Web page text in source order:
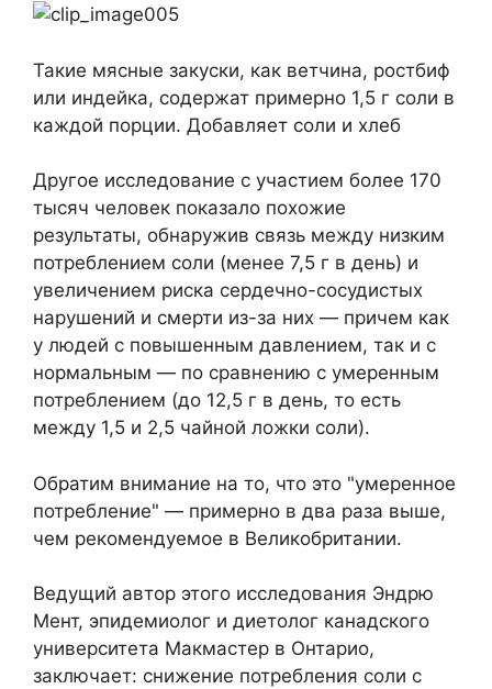
Такие мясные закуски, как ветчина, ростбиф
или индейка, содержат примерно 1,5 г соли в
каждой порции. Добавляет соли и хлеб
Другое исследование с участием более 170
тысяч человек показало похожие
результаты, обнаружив связь между низким
потреблением соли (менее 7,5 г в день) и
увеличением риска сердечно-сосудистых
нарушений и смерти из-за них — причем как
у людей с повышенным давлением, так и с
нормальным — по сравнению с умеренным
потреблением (до 12,5 г в день, то есть
между 1,5 и 2,5 чайной ложки соли).
Обратим внимание на то, что это "умеренное
потребление" — примерно в два раза выше,
чем рекомендуемое в Великобритании.
Ведущий автор этого исследования Эндрю
Мент, эпидемиолог и диетолог канадского
университета Макмастер в Онтарио,
заключает: снижение потребления соли с